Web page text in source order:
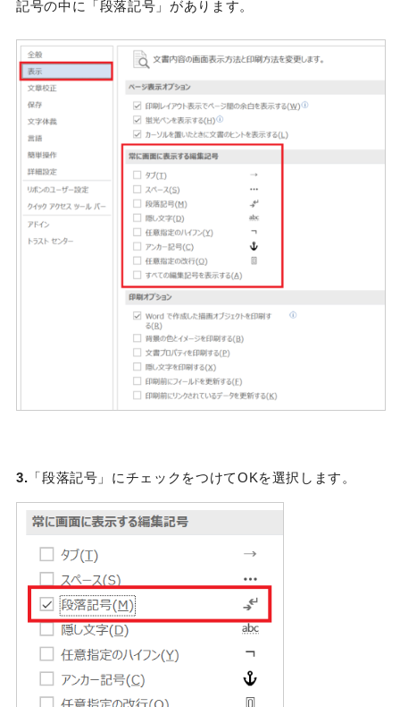
記号の中に「段落記号」があります。
3. 「段落記号」にチェックをつけてOKを選択します。